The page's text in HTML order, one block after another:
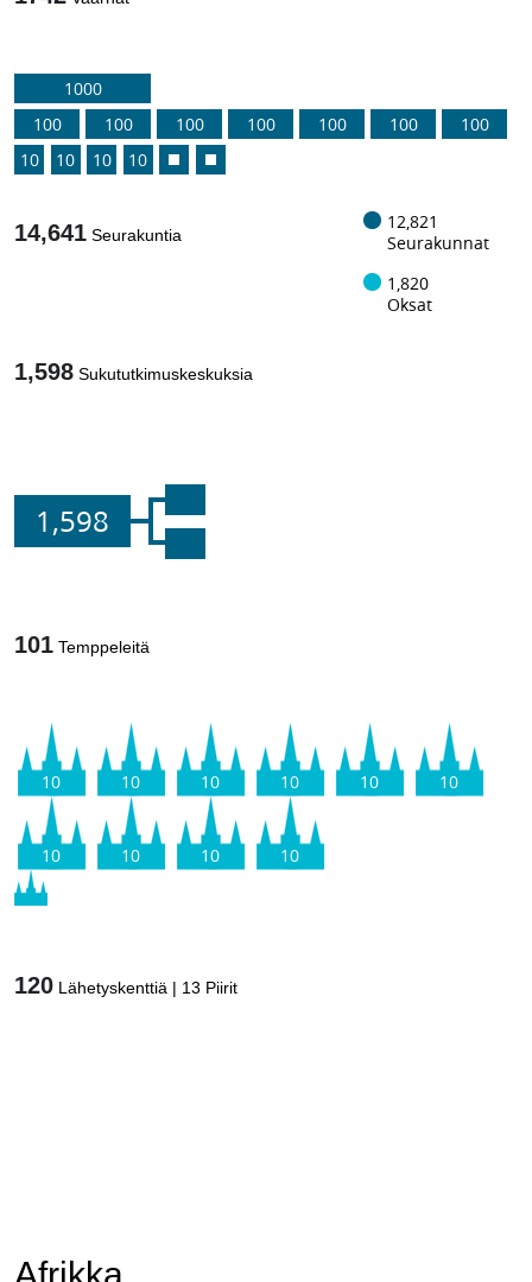
1000
100
100 100 100 100 100
100
10
10 10 10
14,641 Seurakuntia
12,821
Seurakunnat
1,820
Oksat
1,598 Sukututkimuskeskuksia
1,598
101 Temppeleitä
10 10 10 10 10 10
10 10 10 10
120 Lähetyskenttiä | 13 Piirit